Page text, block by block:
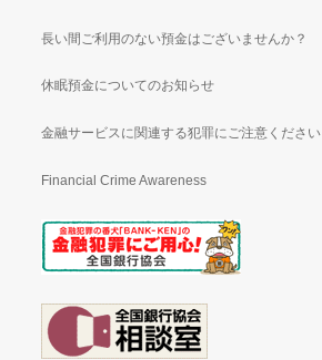
長い間ご利用のない預金はございませんか？
休眠預金についてのお知らせ
金融サービスに関連する犯罪にご注意ください
Financial Crime Awareness